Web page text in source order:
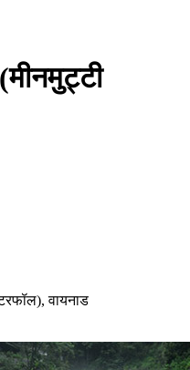
वायनाड